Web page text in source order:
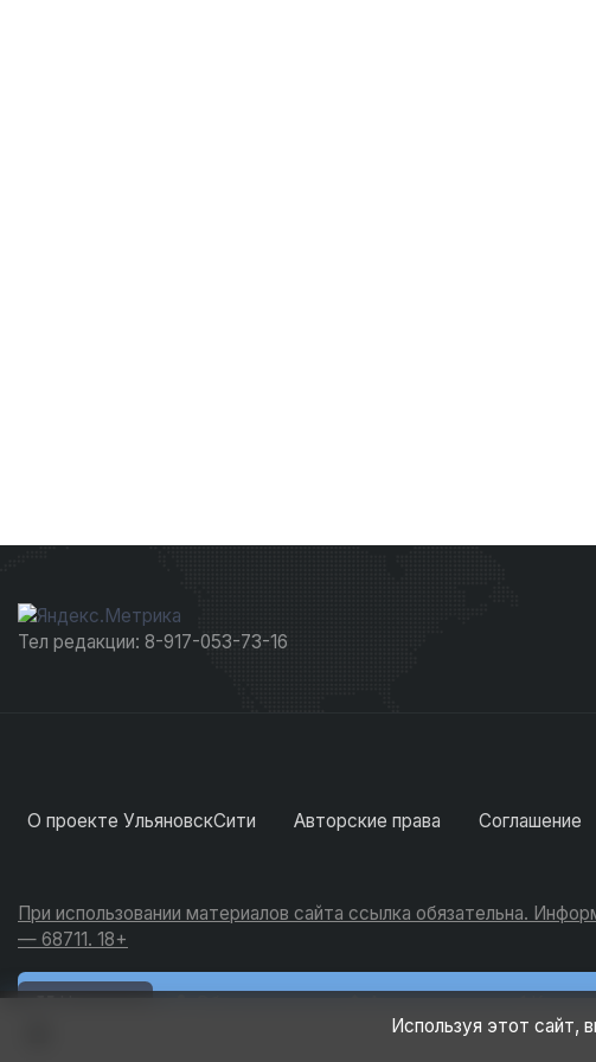
Тел редакции: 8-917-053-73-16
О проекте УльяновскСити Авторские права Соглашение
При использовании материалов сайта ссылка обязательна.
— 68711. 18+
Используя этот сайт,